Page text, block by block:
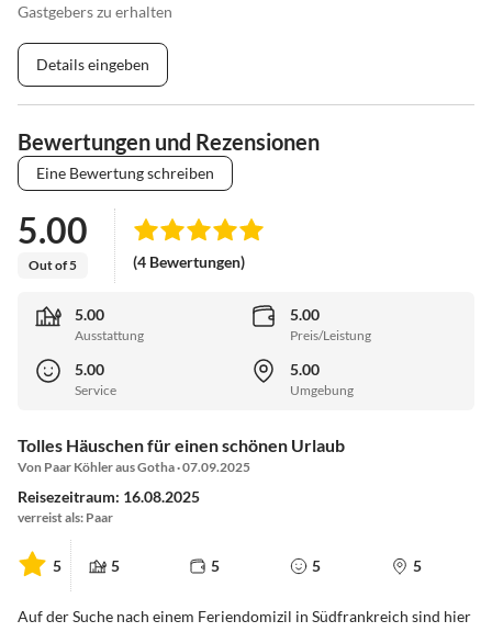
Gastgebers zu erhalten
Details eingeben
Bewertungen und Rezensionen
Eine Bewertung schreiben
5.00
Out of 5 (4 Bewertungen)
5.00
Ausstattung
5.00
Preis/Leistung
5.00
Service
5.00
Umgebung
Tolles Häuschen für einen schönen Urlaub
Von Paar Köhler aus Gotha · 07.09.2025
Reisezeitraum: 16.08.2025
verreist als: Paar
5 5 5 5 5
Auf der Suche nach einem Feriendomizil in Südfrankreich sind hier